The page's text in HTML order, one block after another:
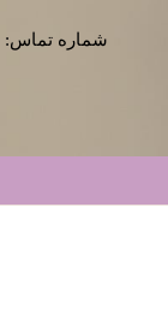
شماره تماس: